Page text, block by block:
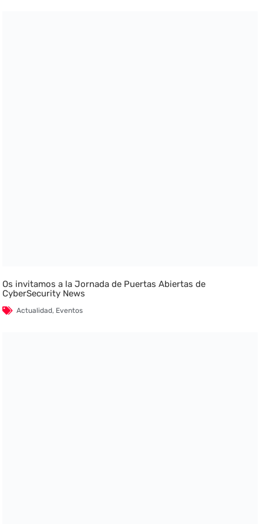
Os invitamos a la Jornada de Puertas Abiertas de
CyberSecurity News
Actualidad, Eventos